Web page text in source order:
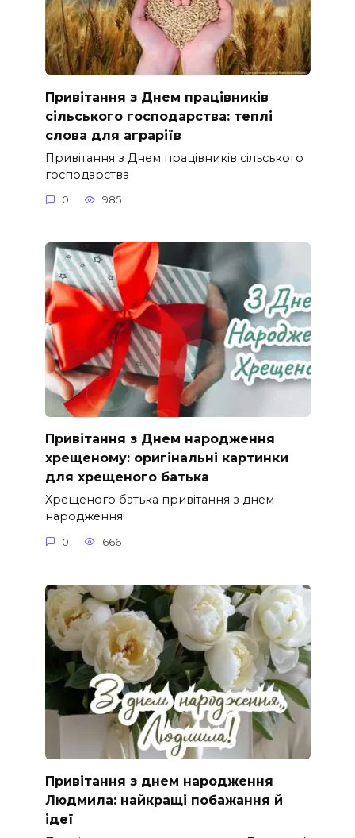
Привітання з Днем працівників
сільського господарства: теплі
слова для аграріїв
Привітання з Днем працівників сільського
господарства
0 985
Привітання з Днем народження
хрещеному: оригінальні картинки
для хрещеного батька
Хрещеного батька привітання з днем
народження!
0 666
Привітання з днем народження
Людмила: найкращі побажання й
ідеї